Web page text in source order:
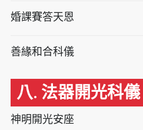
婚課賽答天恩
善緣和合科儀
八. 法器開光科儀
神明開光安座